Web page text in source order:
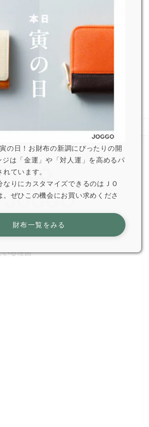
広報
プション商品販売終了のお知らせ
広報
いる理由
の日！お財布の新調にぴったりの開
ジは「金運」や「対人運」を高めるパ
ています。
なりにカスタマイズできるのはＪＯ
。ぜひこの機会にお買い求めくださ
財布一覧をみる